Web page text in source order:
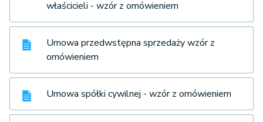
właścicieli - wzór z omówieniem
Umowa przedwstępna sprzedaży wzór z
omówieniem
Umowa spółki cywilnej - wzór z omówieniem